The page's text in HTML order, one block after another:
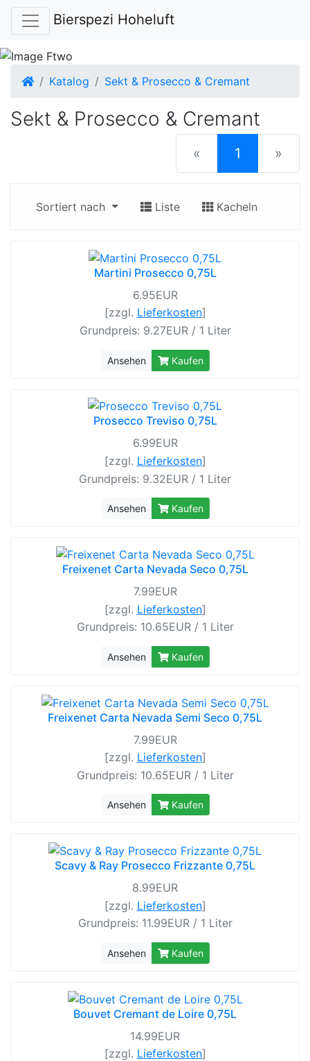
Bierspezi Hoheluft
Startseite
Katalog Sekt & Prosecco & Cremant
Sekt & Prosecco & Cremant
« 1 (current)
»
Sortiert nach Liste Kacheln
Martini Prosecco 0,75L
6.95EUR
[zzgl. Lieferkosten]
Grundpreis: 9.27EUR / 1 Liter
Ansehen Kaufen
Prosecco Treviso 0,75L
6.99EUR
[zzgl. Lieferkosten]
Grundpreis: 9.32EUR / 1 Liter
Ansehen Kaufen
Freixenet Carta Nevada Seco 0,75L
7.99EUR
[zzgl. Lieferkosten]
Grundpreis: 10.65EUR / 1 Liter
Ansehen Kaufen
Freixenet Carta Nevada Semi Seco 0,75L
7.99EUR
[zzgl. Lieferkosten]
Grundpreis: 10.65EUR / 1 Liter
Ansehen Kaufen
Scavy & Ray Prosecco Frizzante 0,75L
8.99EUR
[zzgl. Lieferkosten]
Grundpreis: 11.99EUR / 1 Liter
Ansehen Kaufen
Bouvet Cremant de Loire 0,75L
14.99EUR
[zzgl. Lieferkosten]